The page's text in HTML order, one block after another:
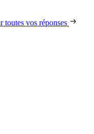
toutes vos réponses